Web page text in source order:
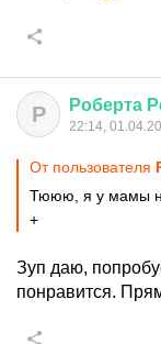
Р Роберта
22:14,
От пользователя
Тююю, я у мамы
+
Зуп даю,
понравится.